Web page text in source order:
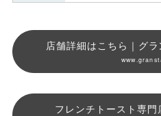
店舗詳細はこちら｜グ
フレンチトースト専